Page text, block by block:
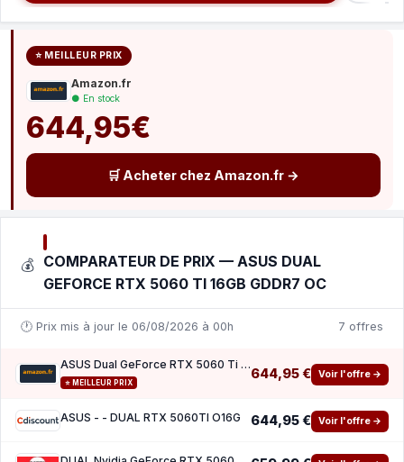
⭐ MEILLEUR PRIX
Amazon.fr
● En stock
644,95€
🛒 Acheter chez Amazon.fr →
💰 COMPARATEUR DE PRIX — ASUS DUAL
GEFORCE RTX 5060 TI 16GB GDDR7 OC
🕐 Prix mis à jour le 06/08/2026 à 00h 7 offres
ASUS Dual GeForce RTX 5060 Ti 16GB GDDR7 OC Edition Carte Graphique Gaming
⭐ MEILLEUR PRIX
644,95 € Voir l'offre →
ASUS - - DUAL RTX 5060TI O16G 644,95 € Voir l'offre →